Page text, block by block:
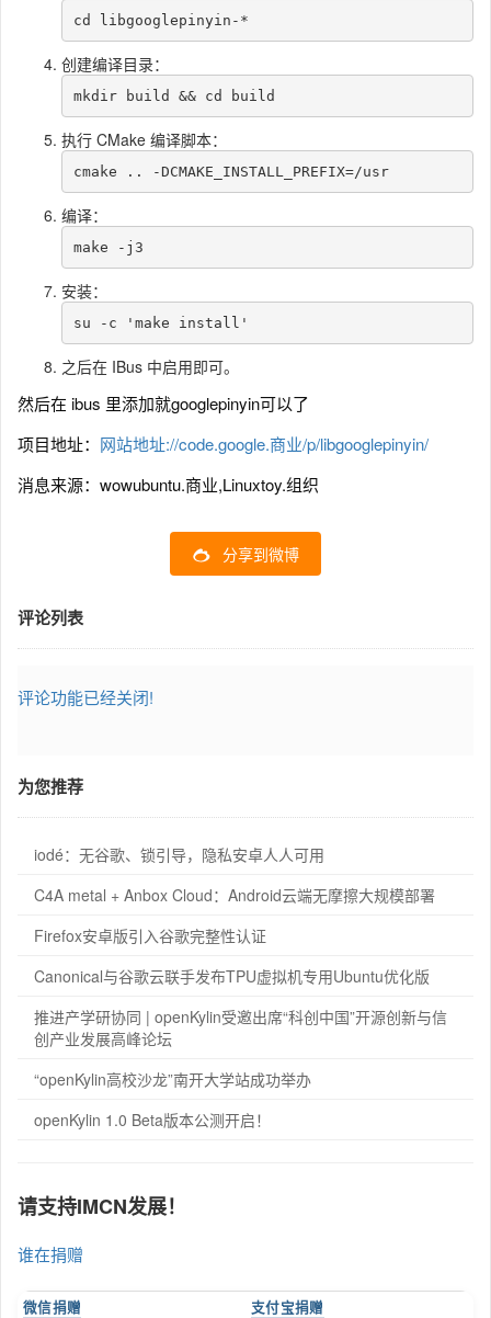
cd libgooglepinyin-*
创建编译目录：
mkdir build && cd build
执行 CMake 编译脚本：
cmake .. -DCMAKE_INSTALL_PREFIX=/usr
编译：
make -j3
安装：
su -c 'make install'
之后在 IBus 中启用即可。
然后在 ibus 里添加就googlepinyin可以了
项目地址： 网站地址://code.google.商业/p/libgooglepinyin/
消息来源：wowubuntu.商业,Linuxtoy.组织
分享到微博
评论列表
评论功能已经关闭!
为您推荐
iodé：无谷歌、锁引导，隐私安卓人人可用
C4A metal + Anbox Cloud：Android云端无摩擦大规模部署
Firefox安卓版引入谷歌完整性认证
Canonical与谷歌云联手发布TPU虚拟机专用Ubuntu优化版
推进产学研协同 | openKylin受邀出席“科创中国”开源创新与信
创产业发展高峰论坛
“openKylin高校沙龙”南开大学站成功举办
openKylin 1.0 Beta版本公测开启！
请支持IMCN发展！
谁在捐赠
微信捐赠 支付宝捐赠